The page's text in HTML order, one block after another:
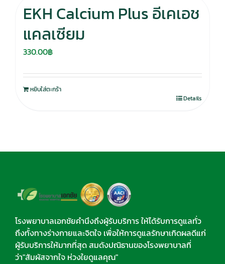
EKH Calcium Plus อีเคเอช
แคลเซียม
330.00฿
หยิบใส่ตะกร้า
Details
โรงพยาบาลเอกชัยคำนึงถึงผู้รับบริการ ให้ได้รับการดูแลทั่ว
ถึงทั้งทางร่างกายและจิตใจ เพื่อให้การดูแลรักษาเกิดผลดีแก่
ผู้รับบริการให้มากที่สุด สมดังปณิธานของโรงพยาบาลที่
ว่า"สัมผัสจากใจ ห่วงใยดูแลคุณ"